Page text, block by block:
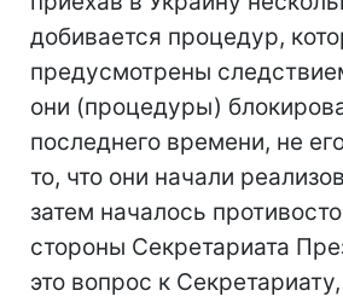
добивается процедур,
предусмотрены
они (процедуры)
последнего времени, не
то, что они начали
затем началось
стороны Секретариата
это вопрос к